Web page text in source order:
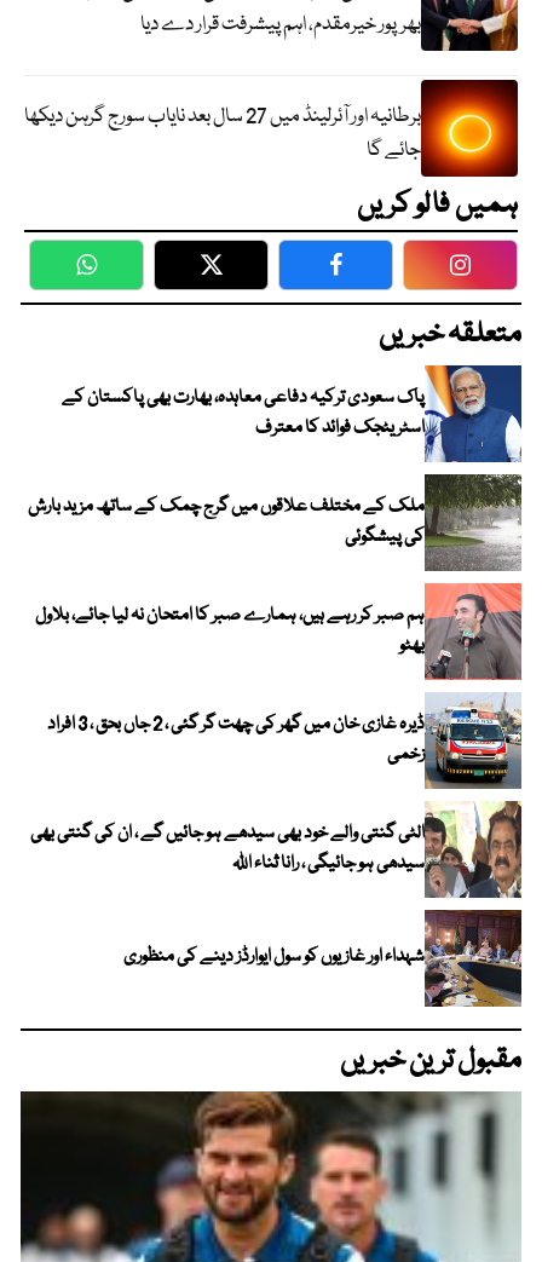
بھرپور خیرمقدم، اہم پیشرفت قرار دے دیا
برطانیہ اور آئرلینڈ میں 27 سال بعد نایاب سورج گرہن دیکھا
جائے گا
ہمیں فالو کریں
WhatsApp Twitter Facebook
متعلقہ خبریں
پاک سعودی ترکیہ دفاعی معاہدہ، بھارت بھی پاکستان کے
اسٹریٹجک فوائد کا معترف
ملک کے مختلف علاقوں میں گرج چمک کے ساتھ مزید بارش
کی پیشگوئی
ہم صبر کر رہے ہیں، ہمارے صبر کا امتحان نہ لیا جائے، بلاول
بھٹو
ڈیرہ غازی خان میں گھر کی چھت گر گئی ، 2 جاں بحق ، 3 افراد
زخمی
الٹی گنتی والے خود بھی سیدھے ہو جائیں گے ، ان کی گنتی بھی
سیدھی ہو جائیگی ، رانا ثناء اللہ
شہداء اور غازیوں کو سول ایوارڈز دینے کی منظوری
مقبول ترین خبریں